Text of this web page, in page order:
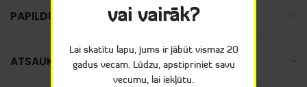
PAPILDUS INFORMĀCIJA
ATSAUKSMES (0)
vai vairāk?
Lai skatītu lapu, jums ir jābūt vismaz 20
gadus vecam. Lūdzu, apstipriniet savu
vecumu, lai iekļūtu.